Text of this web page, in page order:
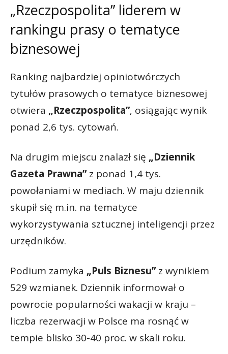
„Rzeczpospolita” liderem w
rankingu prasy o tematyce
biznesowej
Ranking najbardziej opiniotwórczych
tytułów prasowych o tematyce biznesowej
otwiera „Rzeczpospolita”, osiągając wynik
ponad 2,6 tys. cytowań.
Na drugim miejscu znalazł się „Dziennik
Gazeta Prawna”z ponad 1,4 tys.
powołaniami w mediach. W maju dziennik
skupił się m.in. na tematyce
wykorzystywania sztucznej inteligencji przez
urzędników.
Podium zamyka „Puls Biznesu”z wynikiem
529 wzmianek. Dziennik informował o
powrocie popularności wakacji w kraju –
liczba rezerwacji w Polsce ma rosnąć w
tempie blisko 30-40 proc. w skali roku.